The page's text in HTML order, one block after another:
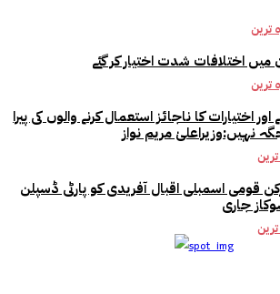
ترین
میں اختلافات شدت اختیار کر گئے
ترین
اختیارات کا ناجائز استعمال کرنے والوں کی پیرا
ترین
قومی اسمبلی اقبال آفریدی کو پارٹی ڈسپلن
جاری
ترین